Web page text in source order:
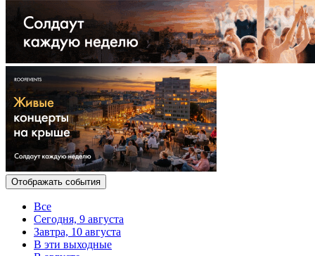
Отображать события
Все
Сегодня, 9 августа
Завтра, 10 августа
В эти выходные